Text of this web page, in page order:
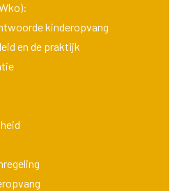
kinderopvang
en de praktijk